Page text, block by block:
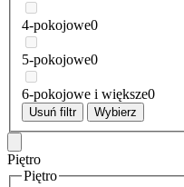
4-pokojowe0
5-pokojowe0
6-pokojowe i większe0
Usuń filtr Wybierz
Piętro
Piętro